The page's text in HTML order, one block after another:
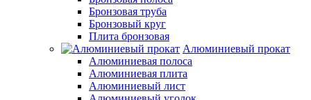
Бронзовая труба
Бронзовый круг
Плита бронзовая
Алюминиевый прокат
Алюминиевая полоса
Алюминиевая плита
Алюминиевый лист